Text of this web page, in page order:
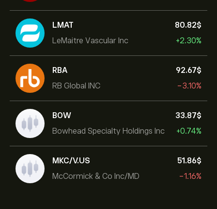
LMAT
LeMaitre Vascular Inc
80.82‎$‎
+2.30%
RBA
RB Global INC
92.67‎$‎
-3.10%
BOW
Bowhead Specialty Holdings Inc
33.87‎$‎
+0.74%
MKC/V.US
McCormick & Co Inc/MD
51.86‎$‎
-1.16%